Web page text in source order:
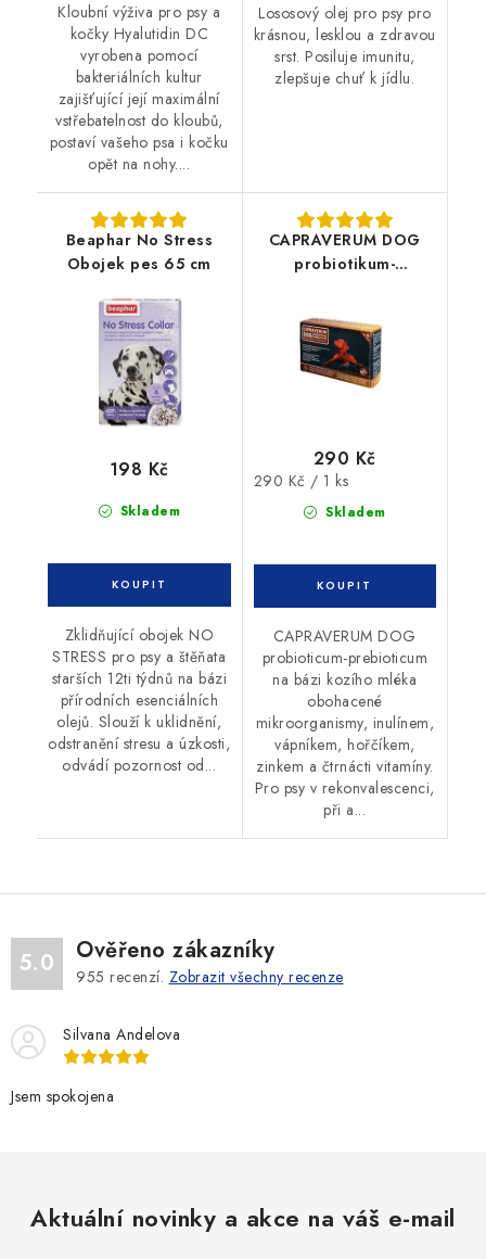
Kloubní výživa pro psy a
kočky Hyalutidin DC
vyrobena pomocí
bakteriálních kultur
zajišťující její maximální
vstřebatelnost do kloubů,
postaví vašeho psa i kočku
opět na nohy....
Lososový olej pro psy pro
krásnou, lesklou a zdravou
srst. Posiluje imunitu,
zlepšuje chuť k jídlu.
Beaphar No Stress
Obojek pes 65 cm
Skladem
198 Kč
Zklidňující obojek NO
STRESS pro psy a štěňata
starších 12ti týdnů na bázi
přírodních esenciálních
olejů. Slouží k uklidnění,
odstranění stresu a úzkosti,
odvádí pozornost od...
CAPRAVERUM DOG
probiotikum-
Skladem
290 Kč
Měrná
290 Kč / 1 ks
CAPRAVERUM DOG
probioticum-prebioticum
na bázi kozího mléka
obohacené
mikroorganismy, inulínem,
vápníkem, hořčíkem,
zinkem a čtrnácti vitamíny.
Pro psy v rekonvalescenci,
při a...
5.0 Ověřeno zákazníky
955 recenzí. Zobrazit všechny recenze
Silvana Andelova
Jsem spokojena
Aktuální novinky a akce na váš e-mail